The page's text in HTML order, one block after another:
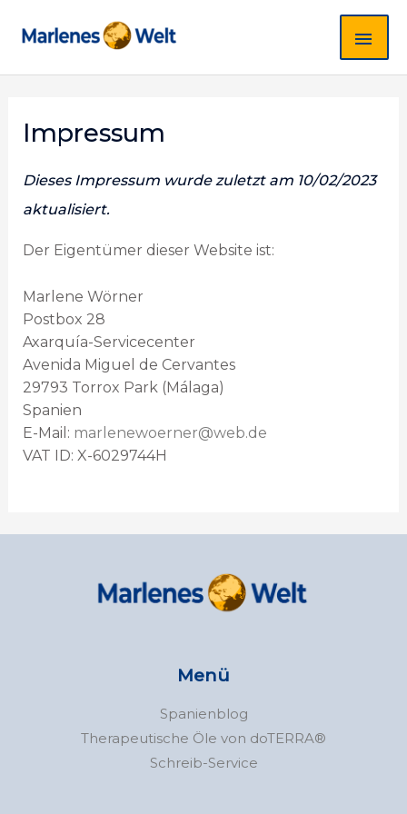
Inhalt
Impressum
Dieses Impressum wurde zuletzt am 10/02/2023
aktualisiert.
Der Eigentümer dieser Website ist:
Marlene Wörner
Postbox 28
Axarquía-Servicecenter
Avenida Miguel de Cervantes
29793 Torrox Park (Málaga)
Spanien
E-Mail: marlenewoerner@web.de
VAT ID: X-6029744H
Menü
Spanienblog
Therapeutische Öle von doTERRA®
Schreib-Service